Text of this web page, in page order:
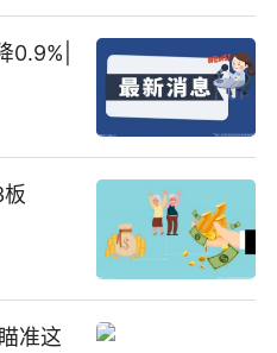
0.9%|
准这